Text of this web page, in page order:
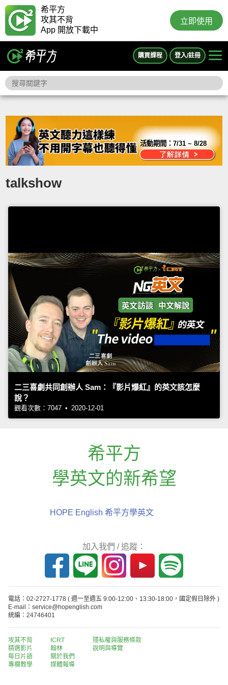
希平方
攻其不背
App 開放下載中
立即使用
購買課程 登入/註冊
活動期間：7/31 ~ 8/28
talkshow
二三喜劇共同創辦人 Sam：『影片爆紅』的英文該怎麼
說？
觀看次數：7047 • 2020-12-01
希平方
學英文的新希望
HOPE English 希平方學英文
加入我們 / 追蹤：
電話：02-2727-1778 ( 週一至週五 9:00-12:00、13:30-18:00，國定假日除外 )
E-mail：service@hopenglish.com
統編：24746401
攻其不背
精選影片
每日片語
專欄教學
ICRT
翰林
關於我們
媒體報導
隱私權與服務條款
說明與導覽